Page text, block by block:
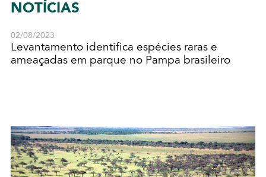
NOTÍCIAS
02/08/2023
Levantamento identifica espécies raras e
ameaçadas em parque no Pampa brasileiro